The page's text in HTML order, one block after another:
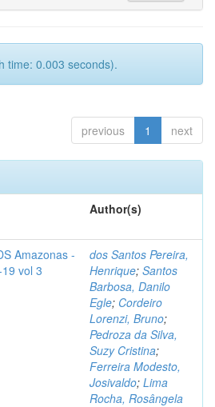
time: 0.003 seconds).
previous 1 next
Author(s)
Amazonas -
vol 3
dos Santos Pereira,
Henrique; Santos
Barbosa, Danilo
Egle; Cordeiro
Lorenzi, Bruno;
Pedroza da Silva,
Suzy Cristina;
Ferreira Modesto,
Josivaldo; Lima
Rocha, Rosângela